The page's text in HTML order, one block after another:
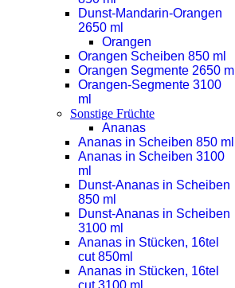
Dunst-Mandarin-Orangen
2650 ml
Orangen
Orangen Scheiben 850 ml
Orangen Segmente 2650 ml
Orangen-Segmente 3100
ml
Sonstige Früchte
Ananas
Ananas in Scheiben 850 ml
Ananas in Scheiben 3100
ml
Dunst-Ananas in Scheiben
850 ml
Dunst-Ananas in Scheiben
3100 ml
Ananas in Stücken, 16tel
cut 850ml
Ananas in Stücken, 16tel
cut 3100 ml